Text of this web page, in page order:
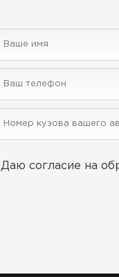
Даю согласие на